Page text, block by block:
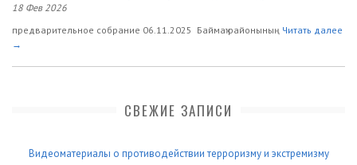
18 Фев 2026
предварительное собрание 06.11.2025 Баймаҡ районының Читать далее
→
СВЕЖИЕ ЗАПИСИ
Видеоматериалы о противодействии терроризму и экстремизму